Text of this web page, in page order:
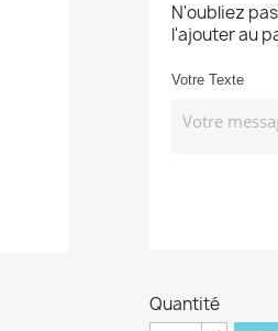
N'oubliez
l'ajouter au
Votre Texte
Quantité